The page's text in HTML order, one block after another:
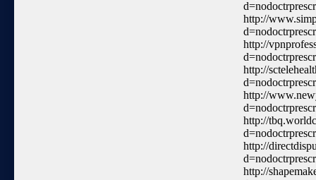
http://
http://
http://
http://
http://
http://
http://